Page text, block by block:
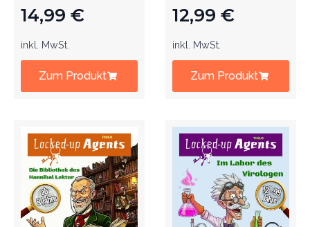
14,99 €
inkl. MwSt.
Zum Produkt
12,99 €
inkl. MwSt.
Zum Produkt